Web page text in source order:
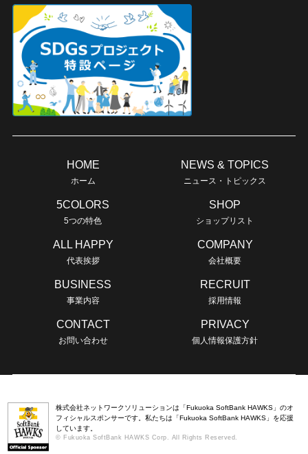
HOME
ホーム
NEWS & TOPICS
ニュース・トピックス
5COLORS
5つの特色
SHOP
ショップリスト
ALL HAPPY
代表挨拶
COMPANY
会社概要
BUSINESS
事業内容
RECRUIT
採用情報
CONTACT
お問い合わせ
PRIVACY
個人情報保護方針
株式会社ネットワークソリューションは「Fukuoka SoftBank HAWKS」のオ
フィシャルスポンサーです。私たちは「Fukuoka SoftBank HAWKS」を応援
しています。
© Fukuoka SoftBank HAWKS Corp. All Rights Reserved.